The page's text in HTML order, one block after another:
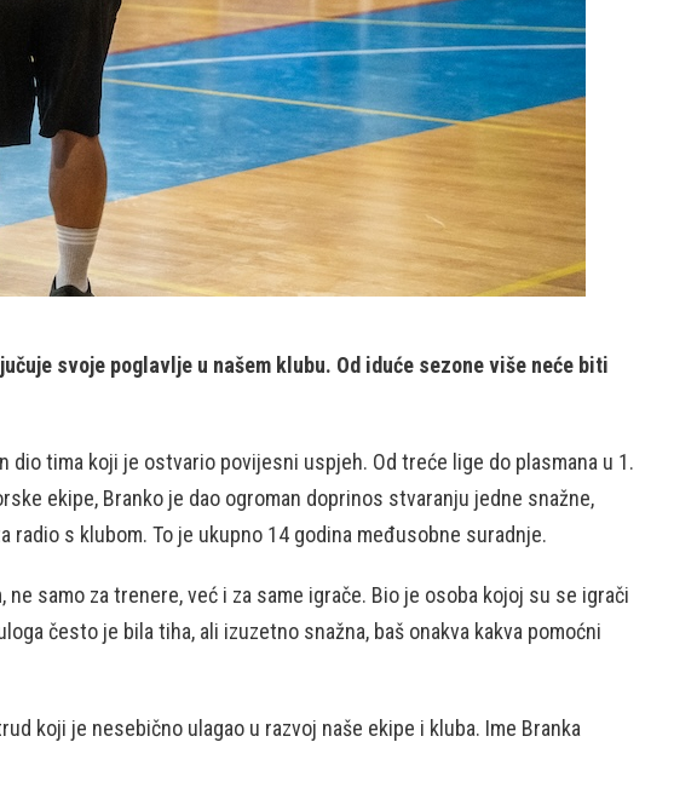
svoje poglavlje u našem klubu. Od iduće sezone više neće biti
dio tima koji je ostvario povijesni uspjeh. Od treće lige do plasmana u 1.
ekipe, Branko je dao ogroman doprinos stvaranju jedne snažne,
radio s klubom. To je ukupno 14 godina međusobne suradnje.
samo za trenere, već i za same igrače. Bio je osoba kojoj su se igrači
često je bila tiha, ali izuzetno snažna, baš onakva kakva pomoćni
koji je nesebično ulagao u razvoj naše ekipe i kluba. Ime Branka